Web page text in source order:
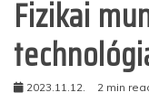
Fizikai
2023.11.12. 2 min